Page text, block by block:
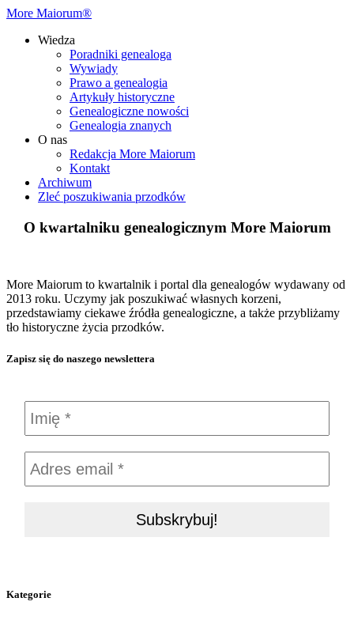
More Maiorum®
Wiedza
Poradniki genealoga
Wywiady
Prawo a genealogia
Artykuły historyczne
Genealogiczne nowości
Genealogia znanych
O nas
Redakcja More Maiorum
Kontakt
Archiwum
Zleć poszukiwania przodków
O kwartalniku genealogicznym More Maiorum
More Maiorum to kwartalnik i portal dla genealogów wydawany od
2013 roku. Uczymy jak poszukiwać własnych korzeni,
przedstawiamy ciekawe źródła genealogiczne, a także przybliżamy
tło historyczne życia przodków.
Zapisz się do naszego newslettera
Kategorie